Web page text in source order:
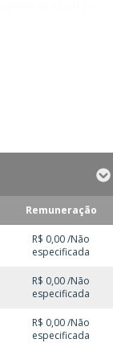
Remuneração
R$ 0,00 /Não
especificada
R$ 0,00 /Não
especificada
R$ 0,00 /Não
especificada